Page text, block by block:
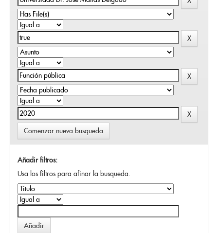
Comenzar nueva busqueda
Añadir filtros:
Usa los filtros para afinar la busqueda.